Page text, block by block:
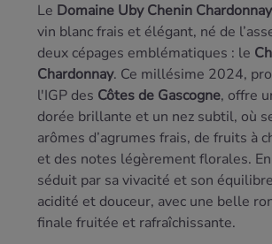
Le Domaine Uby Chenin
vin blanc frais et élégant, né de
deux cépages emblématiques : le
Chardonnay. Ce millésime 2024,
l'IGP des Côtes de Gascogne, offre
dorée brillante et un nez subtil, où
arômes d’agrumes frais, de fruits à
et des notes légèrement florales.
séduit par sa vivacité et son
acidité et douceur, avec une belle
finale fruitée et rafraîchissante.